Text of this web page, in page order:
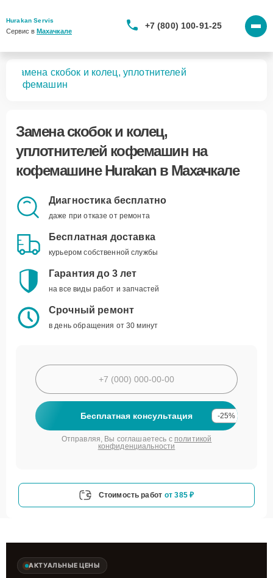
Hurakan Servis
Сервис в Махачкале
+7 (800) 100-91-25
Замена скобок и колец, уплотнителей
кофемашин
Замена скобок и колец,
уплотнителей кофемашин на
кофемашине Hurakan в Махачкале
Диагностика бесплатно
даже при отказе от ремонта
Бесплатная доставка
курьером собственной службы
Гарантия до 3 лет
на все виды работ и запчастей
Срочный ремонт
в день обращения от 30 минут
Бесплатная консультация -25%
Отправляя, Вы соглашаетесь с политикой
конфиденциальности
Стоимость работ от 385 ₽
АКТУАЛЬНЫЕ ЦЕНЫ